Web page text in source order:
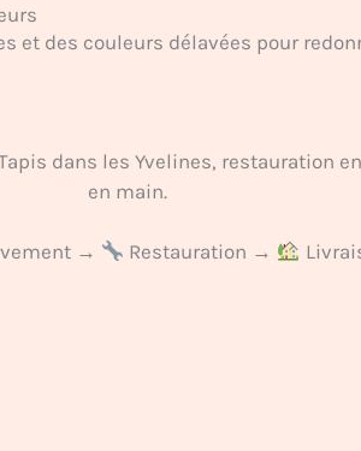
et des couleurs délavées pour
dans les Yvelines, restauration
en main.
→ Restauration →